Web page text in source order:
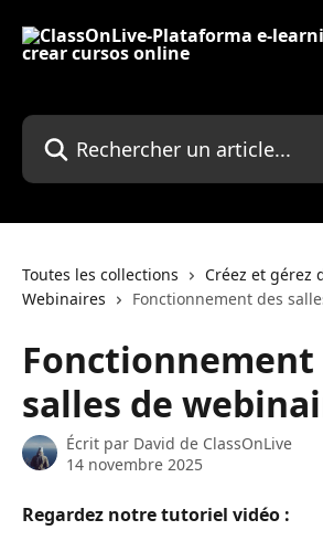
Rechercher un article...
Toutes les collections
Créez et gérez
Webinaires
Fonctionnement des
Fonctionnement
salles de
Écrit par David de ClassOnLive
14 novembre 2025
Regardez notre tutoriel vidéo :